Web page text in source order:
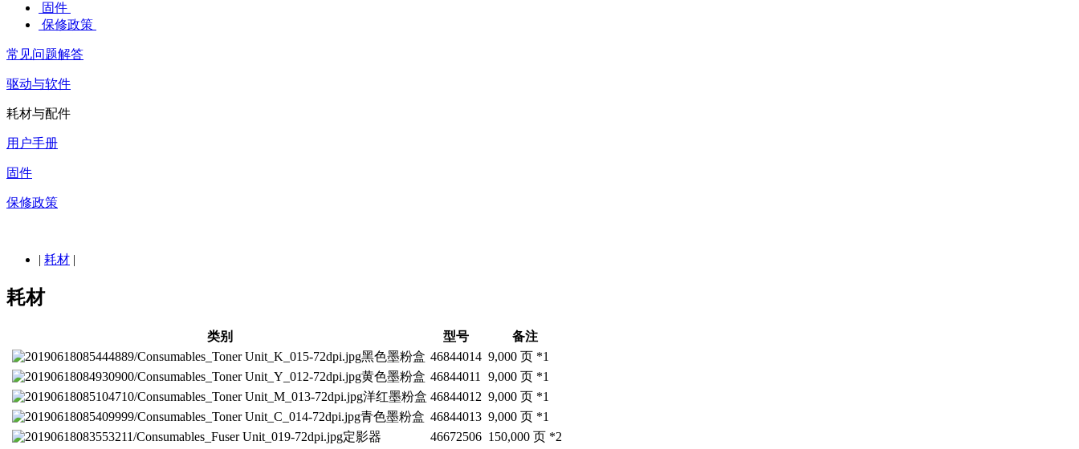
固件
保修政策
常见问题解答
驱动与软件
耗材与配件
用户手册
固件
保修政策
| 耗材 |
耗材
类别 型号
备注
黑色墨粉盒 46844014 9,000 页 *1
黄色墨粉盒 46844011
9,000 页 *1
洋红墨粉盒 46844012 9,000 页 *1
青色墨粉盒 46844013 9,000 页 *1
定影器
46672506 150,000 页 *2